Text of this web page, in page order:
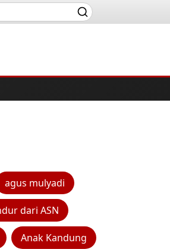
agus mulyadi
dari ASN
Anak Kandung